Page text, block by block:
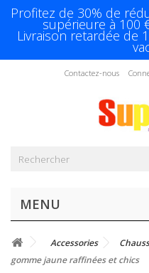
Profitez de 30% de
supérieure à 100
Livraison retardée de
Contactez-nous
MENU
Accessories
gomme jaune raffinées et chics